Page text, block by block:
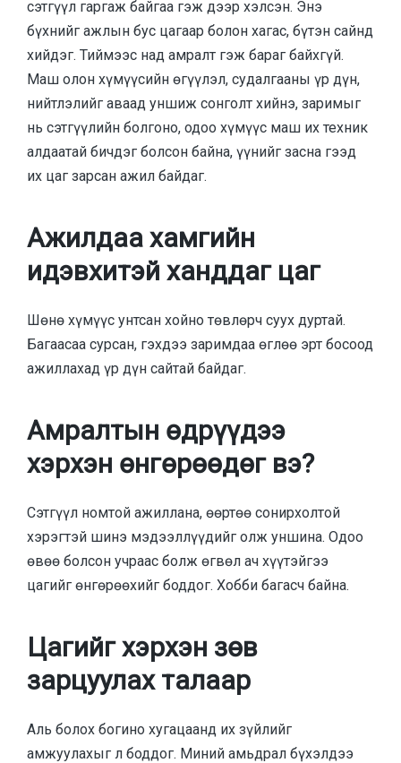
сэтгүүл гаргаж байгаа гэж дээр хэлсэн. Энэ
бүхнийг ажлын бус цагаар болон хагас, бүтэн сайнд
хийдэг. Тиймээс над амралт гэж бараг байхгүй.
Маш олон хүмүүсийн өгүүлэл, судалгааны үр дүн,
нийтлэлийг аваад уншиж сонголт хийнэ, заримыг
нь сэтгүүлийн болгоно, одоо хүмүүс маш их техник
алдаатай бичдэг болсон байна, үүнийг засна гээд
их цаг зарсан ажил байдаг.
Ажилдаа хамгийн
идэвхитэй ханддаг цаг
Шөнө хүмүүс унтсан хойно төвлөрч суух дуртай.
Багаасаа сурсан, гэхдээ заримдаа өглөө эрт босоод
ажиллахад үр дүн сайтай байдаг.
Амралтын өдрүүдээ
хэрхэн өнгөрөөдөг вэ?
Сэтгүүл номтой ажиллана, өөртөө сонирхолтой
хэрэгтэй шинэ мэдээллүүдийг олж уншина. Одоо
өвөө болсон учраас болж өгвөл ач хүүтэйгээ
цагийг өнгөрөөхийг боддог. Хобби багасч байна.
Цагийг хэрхэн зөв
зарцуулах талаар
Аль болох богино хугацаанд их зүйлийг
амжуулахыг л боддог. Миний амьдрал бүхэлдээ